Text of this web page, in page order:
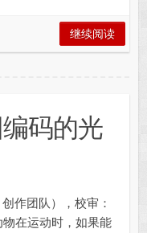
继续阅读
码的光
作团队），校审：
在运动时，如果能